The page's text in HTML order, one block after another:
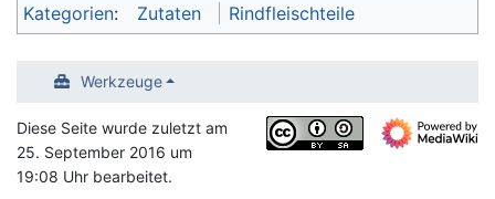
Kategorien: Zutaten Rindfleischteile
Werkzeuge
Diese Seite wurde zuletzt am
25. September 2016 um
19:08 Uhr bearbeitet.